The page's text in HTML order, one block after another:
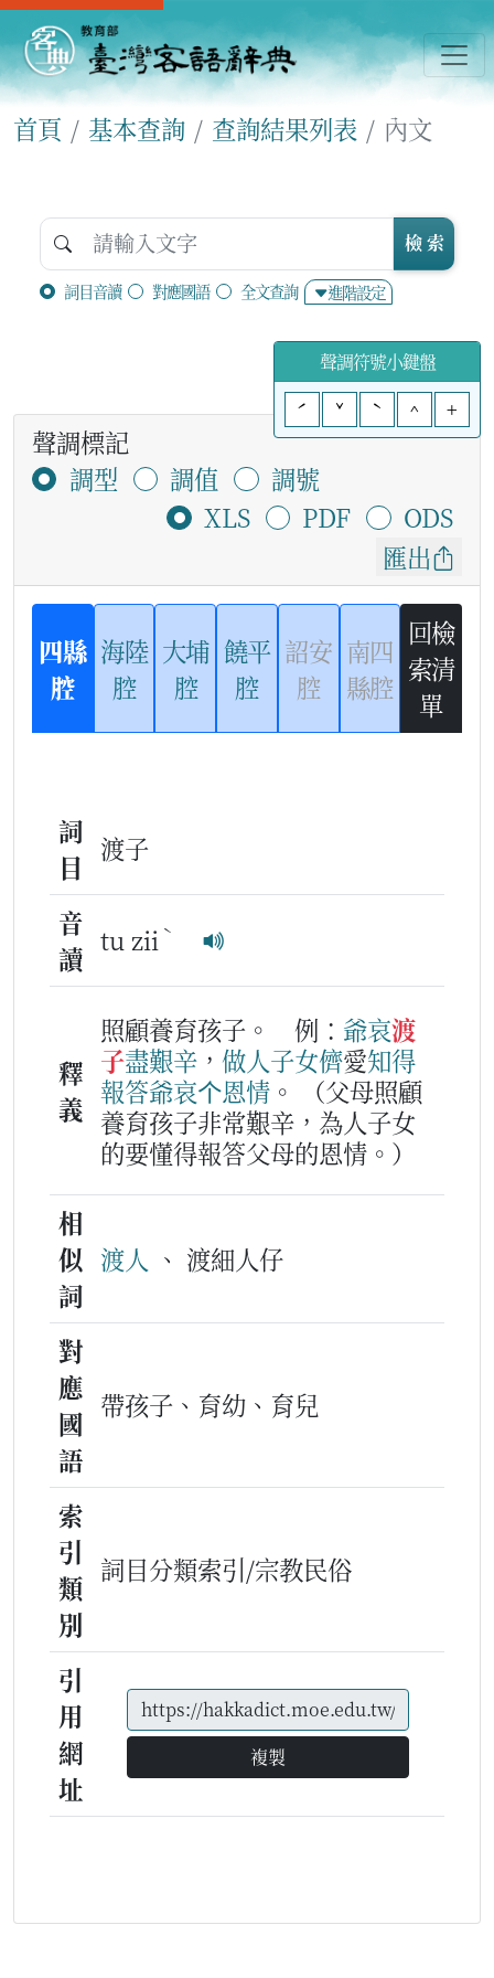
首頁 基本查詢 查詢結果列表 內文
詞目音讀 對應國語 全文查詢 進階設定
檢 索
聲調符號小鍵盤
ˊ
ˇ ˋ ^ +
聲調標記
調型
調值
調號
XLS
PDF
ODS
匯出
四縣
腔
海陸
腔
大埔
腔
饒平
腔
詔安
腔
南四
縣腔
回檢
索清
單
詞
目
渡子
音
讀
tu zii ˋ
釋
義
照顧養育孩子。 例： 爺哀渡
子盡艱辛 ， 做人子女儕愛知得
報答爺哀个恩情 。
（父母照顧
養育孩子非常艱辛，為人子女
的要懂得報答父母的恩情。）
相
似
詞
渡人 、 渡細人仔
對
應
國
語
帶孩子、育幼、育兒
索
引
類
別
詞目分類索引/宗教民俗
引
用
網
址
複製